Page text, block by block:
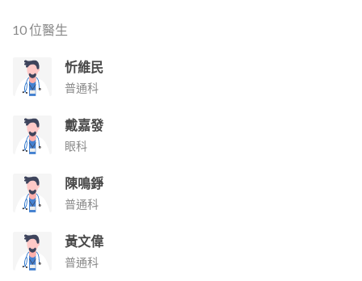
10 位醫生
忻維民
普通科
戴嘉發
眼科
陳鳴錚
普通科
黃文偉
普通科